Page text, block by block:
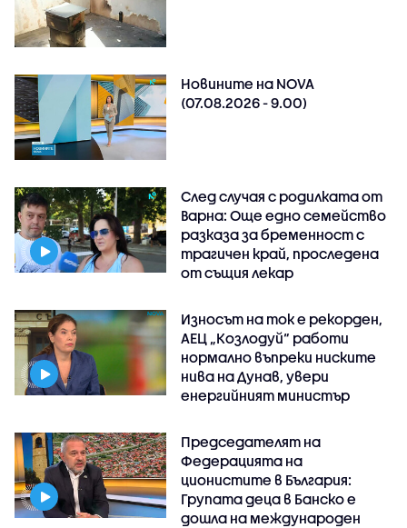
Новините на NOVA
(07.08.2026 - 9.00)
След случая с родилката от
Варна: Още едно семейство
разказа за бременност с
трагичен край, проследена
от същия лекар
Износът на ток е рекорден,
АЕЦ „Козлодуй“ работи
нормално въпреки ниските
нива на Дунав, увери
енергийният министър
Председателят на
Федерацията на
ционистите в България:
Групата деца в Банско е
дошла на международен